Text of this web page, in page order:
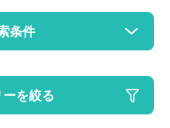
条件
を絞る